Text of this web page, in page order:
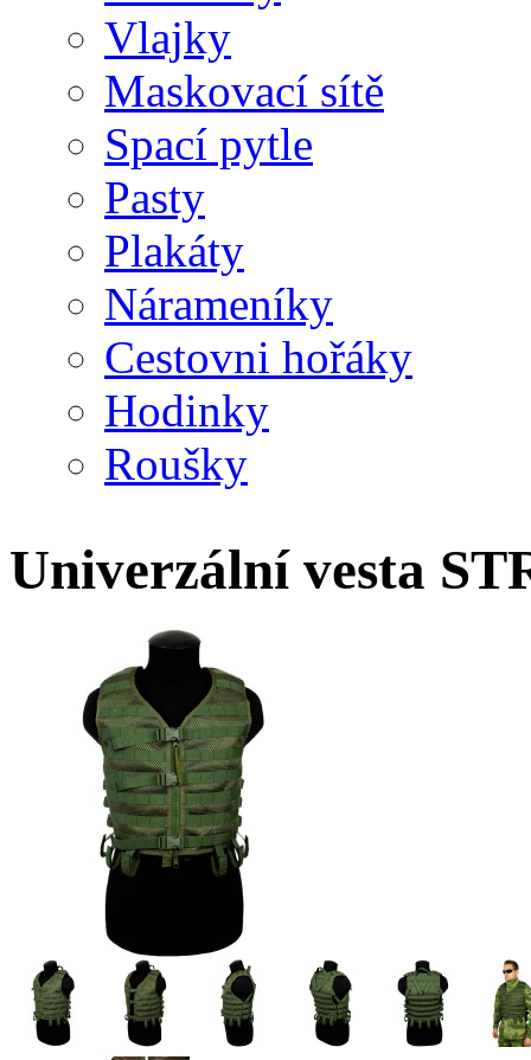
Vlajky
Maskovací sítě
Spací pytle
Pasty
Plakáty
Nárameníky
Cestovni hořáky
Hodinky
Roušky
Univerzální vesta